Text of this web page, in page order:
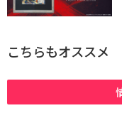
こちらもオススメ